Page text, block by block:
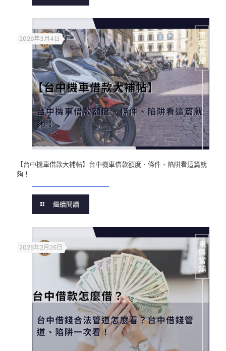
2026年3月4日
【台中機車借款大補帖】台中機車借款額度、條件、陷阱看這篇就
夠！
繼續閱讀
2026年2月26日